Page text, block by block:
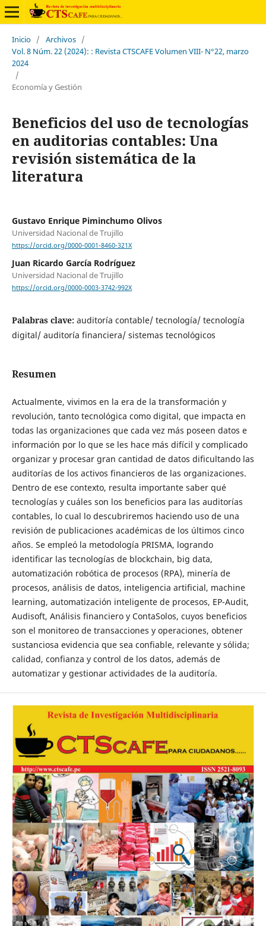
Inicio / Archivos /
Vol. 8 Núm. 22 (2024): : Revista CTSCAFE Volumen VIII- N°22, marzo
2024
/
Economía y Gestión
Beneficios del uso de tecnologías
en auditorias contables: Una
revisión sistemática de la
literatura
Gustavo Enrique Piminchumo Olivos
Universidad Nacional de Trujillo
https://orcid.org/0000-0001-8460-321X
Juan Ricardo García Rodríguez
Universidad Nacional de Trujillo
https://orcid.org/0000-0003-3742-992X
Palabras clave: auditoría contable/ tecnología/ tecnología
digital/ auditoría financiera/ sistemas tecnológicos
Resumen
Actualmente, vivimos en la era de la transformación y
revolución, tanto tecnológica como digital, que impacta en
todas las organizaciones que cada vez más poseen datos e
información por lo que se les hace más difícil y complicado
organizar y procesar gran cantidad de datos dificultando las
auditorías de los activos financieros de las organizaciones.
Dentro de ese contexto, resulta importante saber qué
tecnologías y cuáles son los beneficios para las auditorías
contables, lo cual lo descubriremos haciendo uso de una
revisión de publicaciones académicas de los últimos cinco
años. Se empleó la metodología PRISMA, logrando
identificar las tecnologías de blockchain, big data,
automatización robótica de procesos (RPA), minería de
procesos, análisis de datos, inteligencia artificial, machine
learning, automatización inteligente de procesos, EP-Audit,
Audisoft, Análisis financiero y ContaSolos, cuyos beneficios
son el monitoreo de transacciones y operaciones, obtener
sustanciosa evidencia que sea confiable, relevante y sólida;
calidad, confianza y control de los datos, además de
automatizar y gestionar actividades de la auditoría.